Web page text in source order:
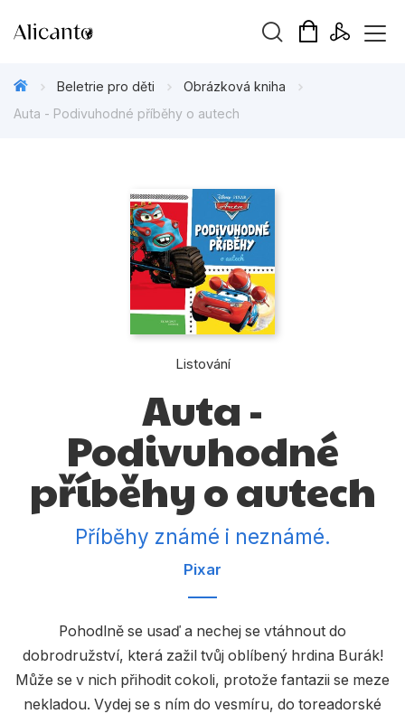
Připravujeme
Tipy redakce
Beletrie pro děti
Dárkové publikace
Dárkové zboží
Hobby
Jazyky
Křížovky
Kuchařky
Počítače
Beletrie pro děti
Obrázková kniha
Auta - Podivuhodné příběhy o autech
Listování
Auta -
Podivuhodné
příběhy o autech
Příběhy známé i neznámé.
Pixar
Pohodlně se usaď a nechej se vtáhnout do
dobrodružství, která zažil tvůj oblíbený hrdina Burák!
Může se v nich přihodit cokoli, protože fantazii se meze
nekladou. Vydej se s ním do vesmíru, do toreadorské